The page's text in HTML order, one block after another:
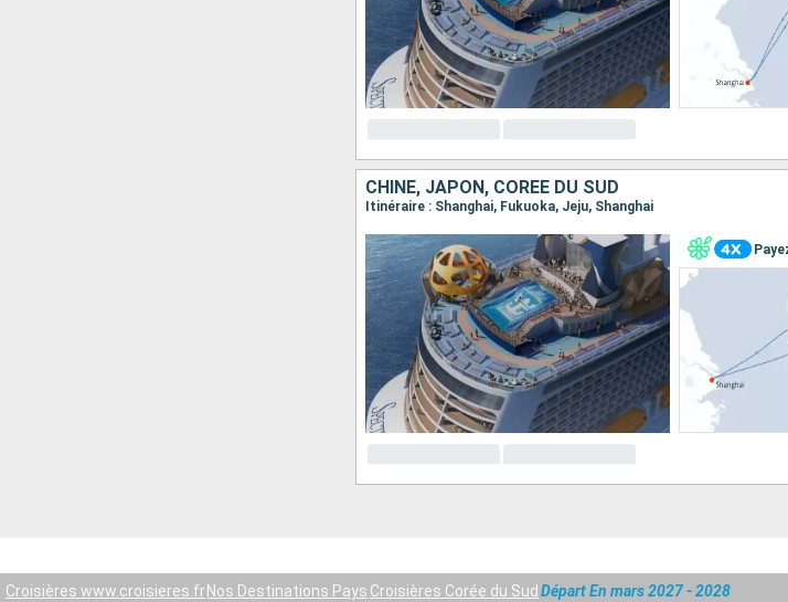
CHINE, JAPON, CORÉE DU SUD
Itinéraire : Shanghai, Fukuoka, Jeju, Shanghai
Croisières www.croisieres.fr Nos Destinations Pays Croisières Corée du Sud Départ En mars 2027 - 2028